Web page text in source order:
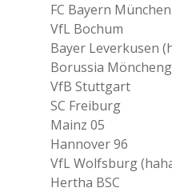
FC Bayern München
VfL Bochum
Bayer Leverkusen
Borussia
VfB Stuttgart
SC Freiburg
Mainz 05
Hannover 96
VfL Wolfsburg
Hertha BSC